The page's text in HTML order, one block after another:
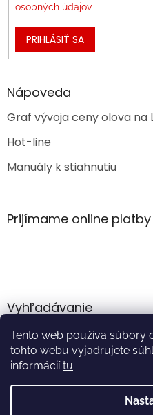
Tento web používa súbory
tohto webu vyjadrujete
informáciítu.
osobných údajov
PRIHLÁSIŤ SA
Nápoveda
Graf vývoja ceny olova na
Hot-line
Manuály k stiahnutiu
Prijímame online platby
Vyhľadávanie